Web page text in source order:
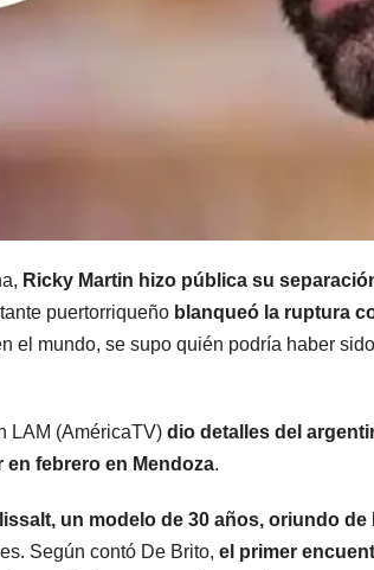
Ricky Martin hizo pública su
puertorriqueño blanqueó la ruptura
el mundo, se supo quién podría haber
LAM (AméricaTV) dio detalles del
febrero en Mendoza.
un modelo de 30 años, oriundo de
Según contó De Brito, el primer
las
7